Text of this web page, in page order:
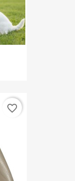
favorite_border